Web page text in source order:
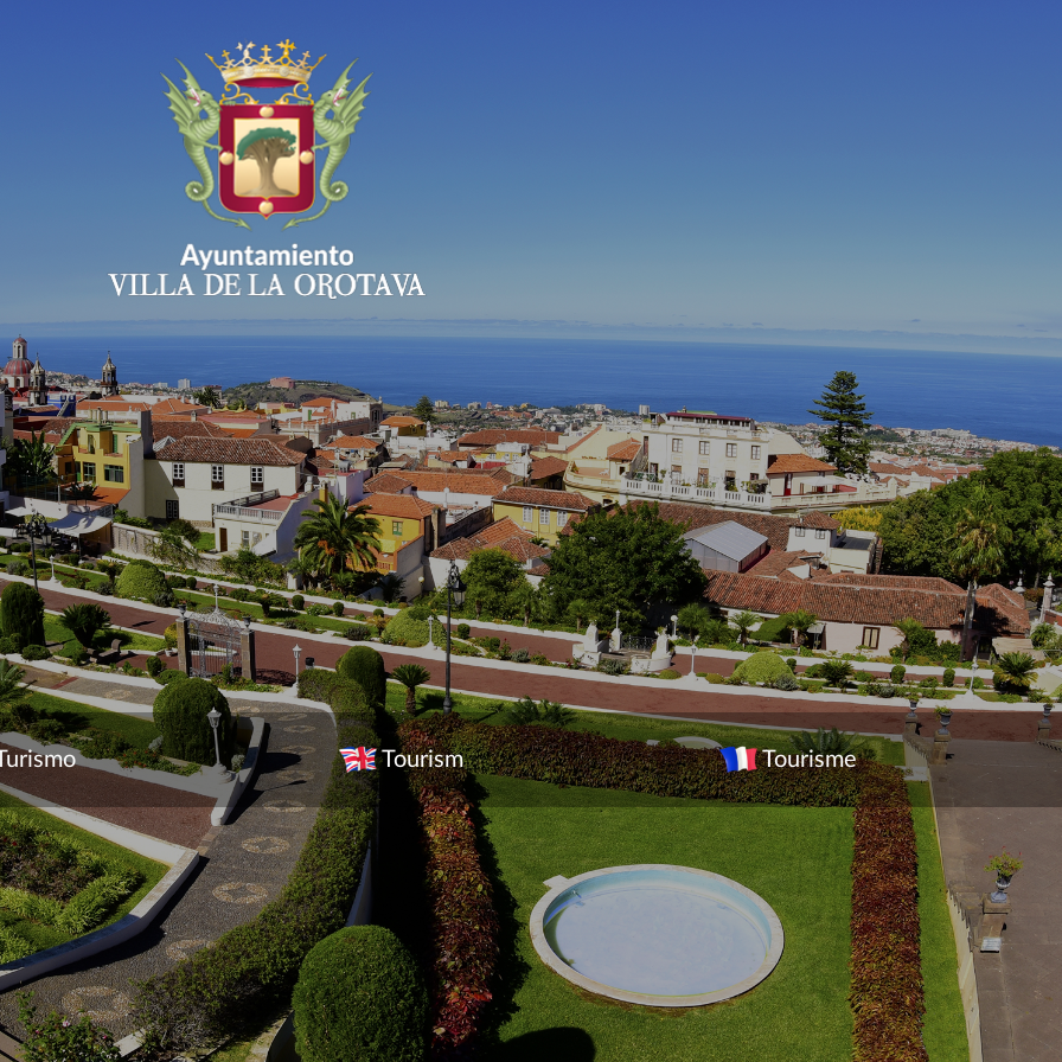
Ayuntamiento Villa de la Orotava
Tourism Tourisme